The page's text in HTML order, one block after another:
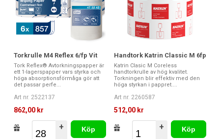
Torkrulle M4 Reflex 6/fp Vit
Tork Reflex® Avtorkningspapper är
ett 1-lagerspapper vars styrka och
höga absorptionsförmåga gör att
det passar perfe...
Art nr. 2522137
862,00 kr
+
Köp
Handtork Katrin Classic M 6fp
Katrin Clasic M Coreless
handtorkrulle av hög kvalitet.
Torkningen blir effektiv med den
höga styrkan i pappret....
Art nr. 2260587
512,00 kr
+
Köp